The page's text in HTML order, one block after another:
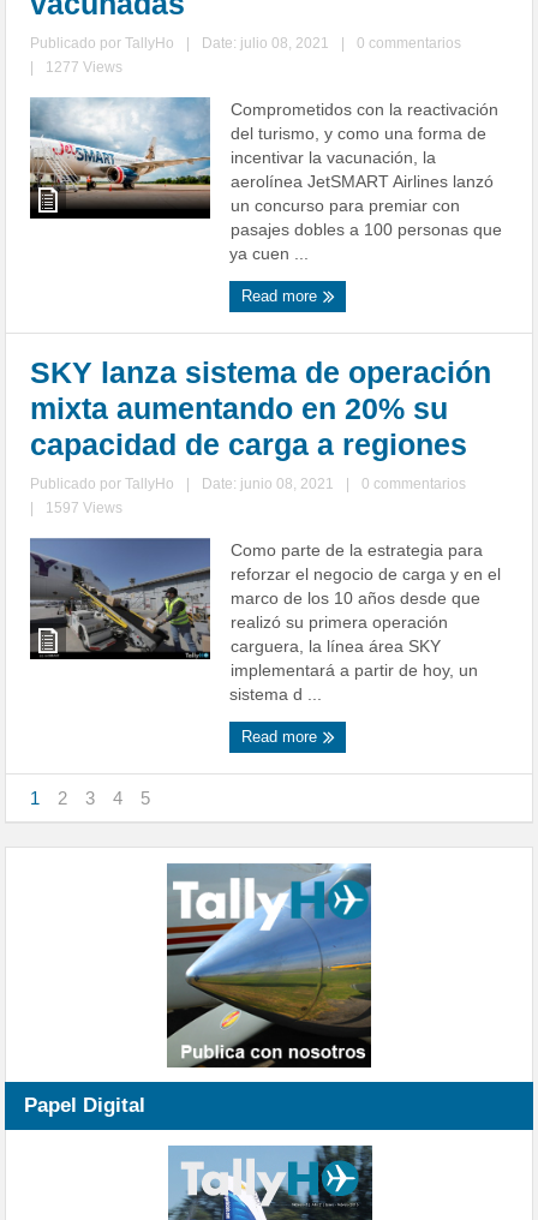
Publicado porTallyHo Date: julio 08, 2021
0 commentarios
1277 Views
Comprometidos con la reactivación
del turismo, y como una forma de
incentivar la vacunación, la
aerolínea JetSMART Airlines lanzó
un concurso para premiar con
pasajes dobles a 100 personas que
ya cuen ...
Read more
SKY lanza sistema de operación
mixta aumentando en 20% su
capacidad de carga a regiones
Publicado porTallyHo Date: junio 08, 2021
0 commentarios
1597 Views
Como parte de la estrategia para
reforzar el negocio de carga y en el
marco de los 10 años desde que
realizó su primera operación
carguera, la línea área SKY
implementará a partir de hoy, un
sistema d ...
Read more
1 2 3 4 5
Papel Digital